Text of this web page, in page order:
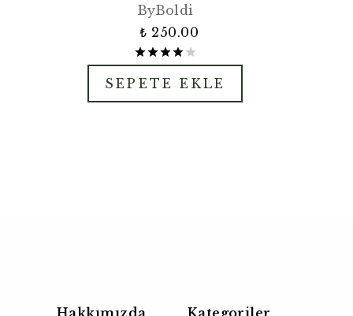
ByBoldi
₺ 250.00
SEPETE EKLE
Hakkımızda
Kategoriler